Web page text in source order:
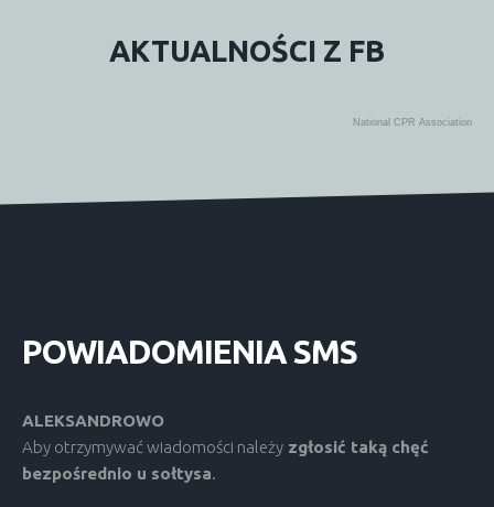
AKTUALNOŚCI Z FB
National CPR Association
POWIADOMIENIASMS
ALEKSANDROWO
Aby otrzymywać wiadomości należy zgłosić taką chęć
bezpośrednio u sołtysa.